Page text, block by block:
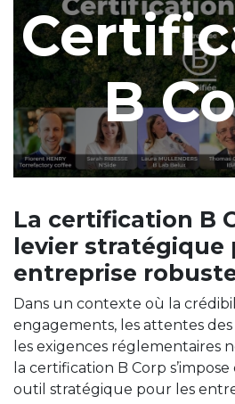
B
La certification B
levier stratégique
entreprise
Dans un contexte où la
engagements, les attentes
les exigences réglementaires
la certification B Corp
outil stratégique pour les